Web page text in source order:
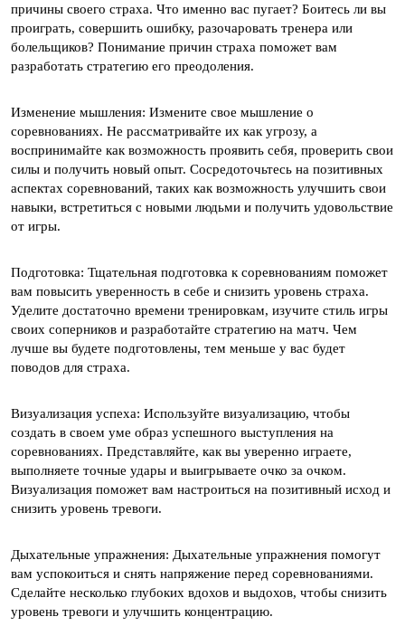
причины своего страха. Что именно вас пугает? Боитесь ли вы
проиграть, совершить ошибку, разочаровать тренера или
болельщиков? Понимание причин страха поможет вам
разработать стратегию его преодоления.
Изменение мышления: Измените свое мышление о
соревнованиях. Не рассматривайте их как угрозу, а
воспринимайте как возможность проявить себя, проверить свои
силы и получить новый опыт. Сосредоточьтесь на позитивных
аспектах соревнований, таких как возможность улучшить свои
навыки, встретиться с новыми людьми и получить удовольствие
от игры.
Подготовка: Тщательная подготовка к соревнованиям поможет
вам повысить уверенность в себе и снизить уровень страха.
Уделите достаточно времени тренировкам, изучите стиль игры
своих соперников и разработайте стратегию на матч. Чем
лучше вы будете подготовлены, тем меньше у вас будет
поводов для страха.
Визуализация успеха: Используйте визуализацию, чтобы
создать в своем уме образ успешного выступления на
соревнованиях. Представляйте, как вы уверенно играете,
выполняете точные удары и выигрываете очко за очком.
Визуализация поможет вам настроиться на позитивный исход и
снизить уровень тревоги.
Дыхательные упражнения: Дыхательные упражнения помогут
вам успокоиться и снять напряжение перед соревнованиями.
Сделайте несколько глубоких вдохов и выдохов, чтобы снизить
уровень тревоги и улучшить концентрацию.